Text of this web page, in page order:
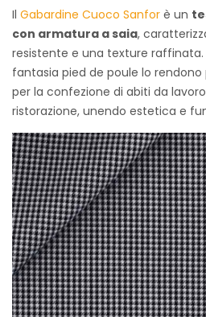
Il Gabardine Cuoco Sanfor è un
con armatura a saia,
resistente e una texture raffinata.
fantasia pied de poule lo
per la confezione di abiti da
ristorazione, unendo estetica e